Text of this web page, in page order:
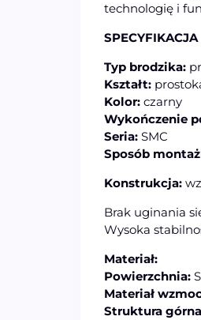
technologię i
Typ brodzika:
Kształt:
Kolor: czarny
Wykończenie
Seria: SMC
Sposób
Konstrukcja:
Brak uginania
Wysoka
Materiał:
Powierzchnia:
Materiał
Struktura